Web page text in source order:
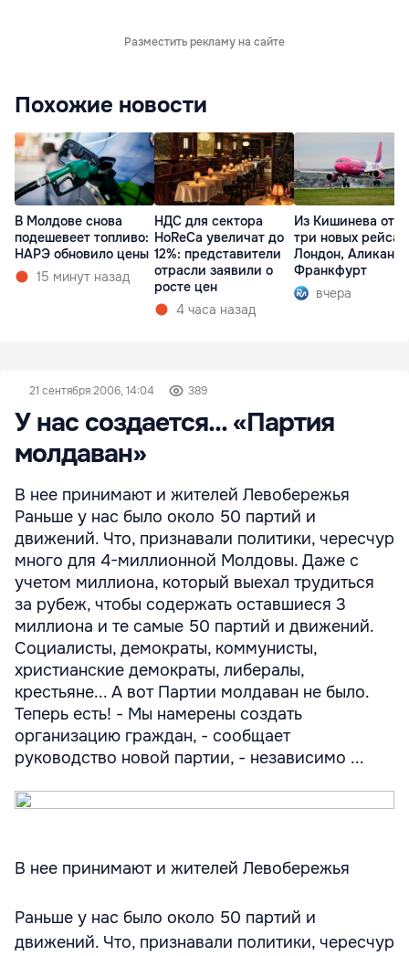
Разместить рекламу на сайте
Похожие новости
В Молдове снова
подешевеет топливо:
НАРЭ обновило цены
15 минут назад
НДС для сектора
HoReCa увеличат до
12%: представители
отрасли заявили о
росте цен
4 часа назад
Из Кишинева
три новых рейса
Лондон,
Франкфурт
вчера
21 сентября 2006, 14:04 389
У нас создается... «Партия
молдаван»
В нее принимают и жителей Левобережья
Раньше у нас было около 50 партий и
движений. Что, признавали политики, чересчур
много для 4-миллионной Молдовы. Даже с
учетом миллиона, который выехал трудиться
за рубеж, чтобы содержать оставшиеся 3
миллиона и те самые 50 партий и движений.
Социалисты, демократы, коммунисты,
христианские демократы, либералы,
крестьяне... А вот Партии молдаван не было.
Теперь есть! - Мы намерены создать
организацию граждан, - сообщает
руководство новой партии, - независимо ...
В нее принимают и жителей Левобережья
Раньше у нас было около 50 партий и
движений. Что, признавали политики, чересчур